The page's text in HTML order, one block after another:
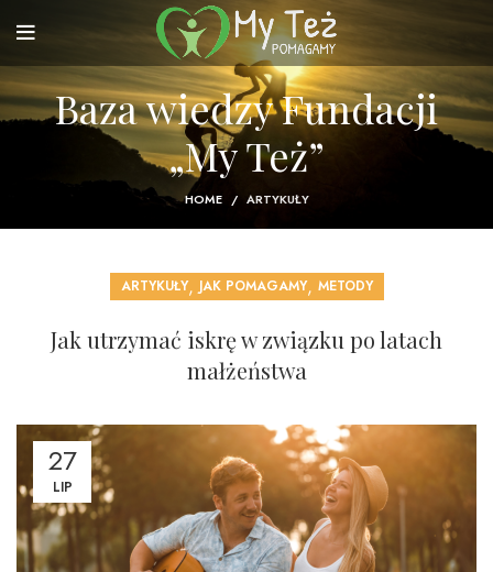
Baza wiedzy Fundacji
„My Też”
HOME ARTYKUŁY
ARTYKUŁY,JAK POMAGAMY, METODY
Jak utrzymać iskrę w związku po latach
małżeństwa
27
LIP